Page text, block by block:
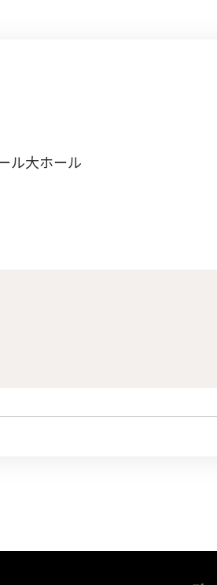
ル大ホール